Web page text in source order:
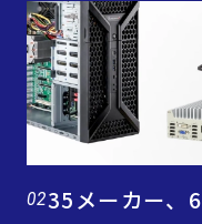
0235メーカー、